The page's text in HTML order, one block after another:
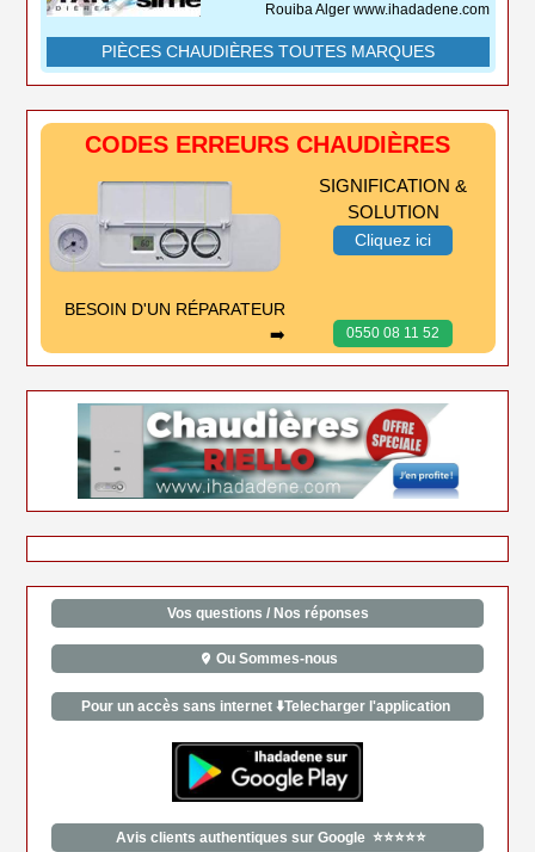
Rouiba Alger www.ihadadene.com
PIÈCES CHAUDIÈRES TOUTES MARQUES
CODES ERREURS CHAUDIÈRES
SIGNIFICATION &
SOLUTION
Cliquez ici
0550 08 11 52
BESOIN D'UN RÉPARATEUR
➡️
Vos questions / Nos réponses
Ou Sommes-nous
Pour un accès sans internet ⬇️Telecharger l'application
Avis clients authentiques sur Google ⭐⭐⭐⭐⭐